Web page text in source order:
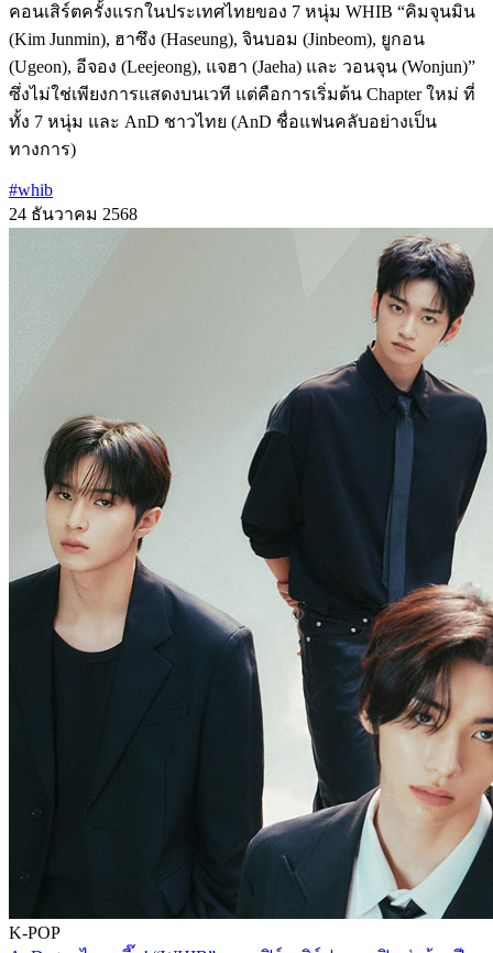
คอนเสิร์ตครั้งแรกในประเทศไทยของ 7 หนุ่ม WHIB “คิมจุนมิน
(Kim Junmin), ฮาซึง (Haseung), จินบอม (Jinbeom), ยูกอน
(Ugeon), อีจอง (Leejeong), แจฮา (Jaeha) และ วอนจุน (Wonjun)”
ซึ่งไม่ใช่เพียงการแสดงบนเวที แต่คือการเริ่มต้น Chapter ใหม่ ที่
ทั้ง 7 หนุ่ม และ AnD ชาวไทย (AnD ชื่อแฟนคลับอย่างเป็น
ทางการ)
#whib
24 ธันวาคม 2568
K-POP